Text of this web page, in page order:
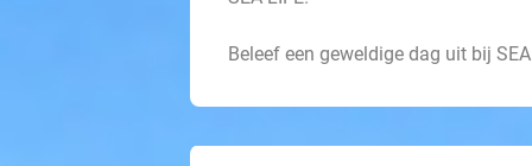
Beleef een geweldige dag uit bij